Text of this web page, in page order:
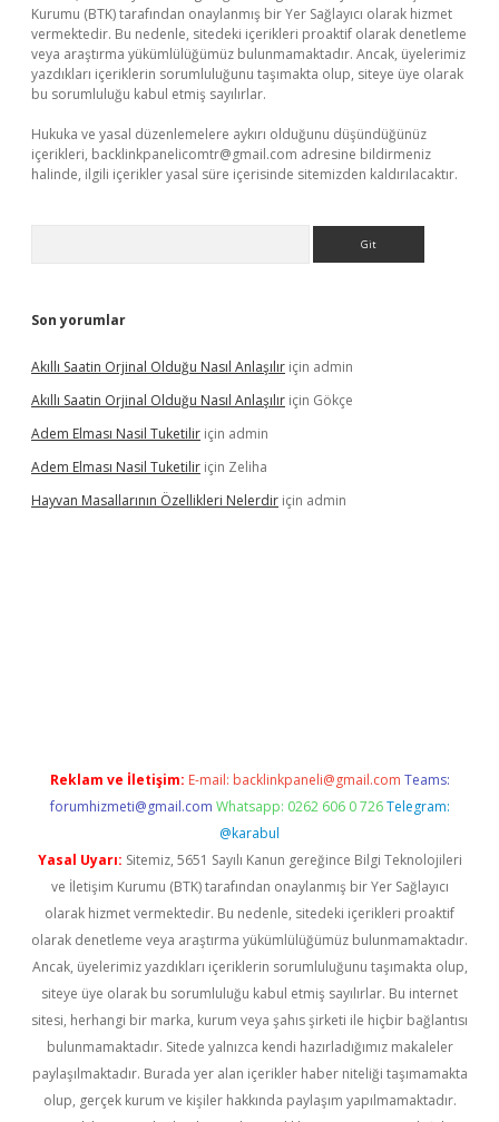
Kurumu (BTK) tarafından onaylanmış bir Yer Sağlayıcı olarak hizmet
vermektedir. Bu nedenle, sitedeki içerikleri proaktif olarak denetleme
veya araştırma yükümlülüğümüz bulunmamaktadır. Ancak, üyelerimiz
yazdıkları içeriklerin sorumluluğunu taşımakta olup, siteye üye olarak
bu sorumluluğu kabul etmiş sayılırlar.
Hukuka ve yasal düzenlemelere aykırı olduğunu düşündüğünüz
içerikleri, backlinkpanelicomtr@gmail.com adresine bildirmeniz
halinde, ilgili içerikler yasal süre içerisinde sitemizden kaldırılacaktır.
Son yorumlar
Akıllı Saatin Orjinal Olduğu Nasıl Anlaşılır için admin
Akıllı Saatin Orjinal Olduğu Nasıl Anlaşılır için Gökçe
Adem Elması Nasil Tuketilir için admin
Adem Elması Nasil Tuketilir için Zeliha
Hayvan Masallarının Özellikleri Nelerdir için admin
Reklam ve İletişim: E-mail: backlinkpaneli@gmail.com Teams:
forumhizmeti@gmail.com Whatsapp: 0262 606 0 726 Telegram:
@karabul
Yasal Uyarı: Sitemiz, 5651 Sayılı Kanun gereğince Bilgi Teknolojileri
ve İletişim Kurumu (BTK) tarafından onaylanmış bir Yer Sağlayıcı
olarak hizmet vermektedir. Bu nedenle, sitedeki içerikleri proaktif
olarak denetleme veya araştırma yükümlülüğümüz bulunmamaktadır.
Ancak, üyelerimiz yazdıkları içeriklerin sorumluluğunu taşımakta olup,
siteye üye olarak bu sorumluluğu kabul etmiş sayılırlar. Bu internet
sitesi, herhangi bir marka, kurum veya şahıs şirketi ile hiçbir bağlantısı
bulunmamaktadır. Sitede yalnızca kendi hazırladığımız makaleler
paylaşılmaktadır. Burada yer alan içerikler haber niteliği taşımamakta
olup, gerçek kurum ve kişiler hakkında paylaşım yapılmamaktadır.